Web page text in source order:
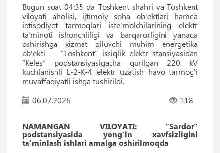
Bugun soat 04:35 da Toshkent shahri va Toshkent
viloyati aholisi, ijtimoiy soha ob'ektlari hamda
iqtisodiyot tarmoqlari iste'molchilarining elektr
ta'minoti ishonchliligi va barqarorligini yanada
oshirishga xizmat qiluvchi muhim energetika
ob'ekti — “Toshkent” issiqlik elektr stansiyasidan
“Keles” podstansiyasigacha qurilgan 220 kV
kuchlanishli L-2-K-4 elektr uzatish havo tarmog'i
muvaffaqiyatli ishga tushirildi.
06.07.2026
118
NAMANGAN VILOYATI: “Sardor”
podstansiyasida yong‘in xavfsizligini
ta’minlash ishlari amalga oshirilmoqda